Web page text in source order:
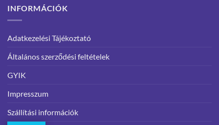
INFORMÁCIÓK
Adatkezelési Tájékoztató
Általános szerződési feltételek
GYIK
Impresszum
Szállítási információk